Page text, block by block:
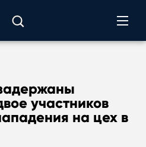
участников
на цех в